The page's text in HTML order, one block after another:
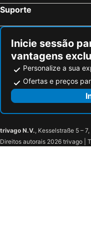
Blue & Sea Studios
Suporte
Inicie sessão
vantagens
Personalize a sua
Ofertas e preços
trivago N.V., Kesselstraße 5 –
Direitos autorais 2026 trivago |